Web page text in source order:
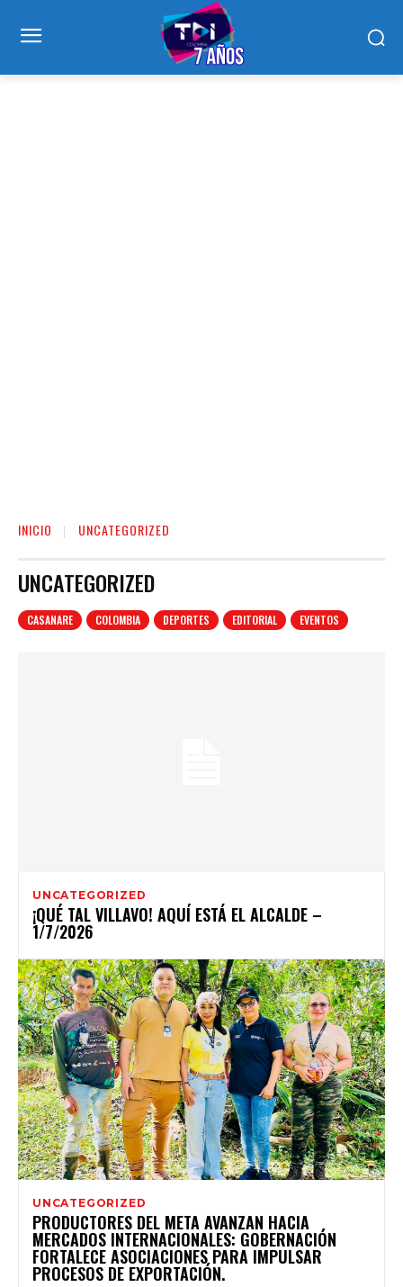
INICIO UNCATEGORIZED
UNCATEGORIZED
CASANARE COLOMBIA DEPORTES EDITORIAL EVENTOS
UNCATEGORIZED
¡QUÉ TAL VILLAVO! AQUÍ ESTÁ EL ALCALDE –
1/7/2026
UNCATEGORIZED
PRODUCTORES DEL META AVANZAN HACIA
MERCADOS INTERNACIONALES: GOBERNACIÓN
FORTALECE ASOCIACIONES PARA IMPULSAR
PROCESOS DE EXPORTACIÓN.